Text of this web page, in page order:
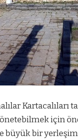
Kartacalıları
için
büyük bir